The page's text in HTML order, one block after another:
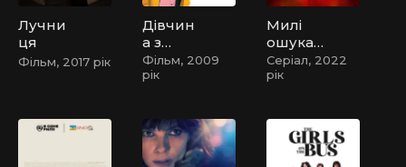
Лучни
ця
Фільм, 2017 рік
Дівчин
а з
прогно
зу
Фільм, 2009
рік
Милі
ошукан
ки:
Перво
Милі
ошукан
Серіал, 2022
рік